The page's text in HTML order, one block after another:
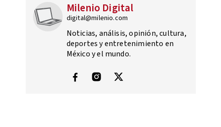
Milenio Digital
digital@milenio.com
Noticias, análisis, opinión, cultura,
deportes y entretenimiento en
México y el mundo.